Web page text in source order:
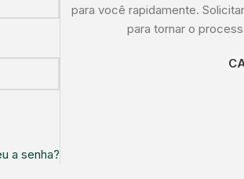
a senha?
para você rapidamente.
para tornar o